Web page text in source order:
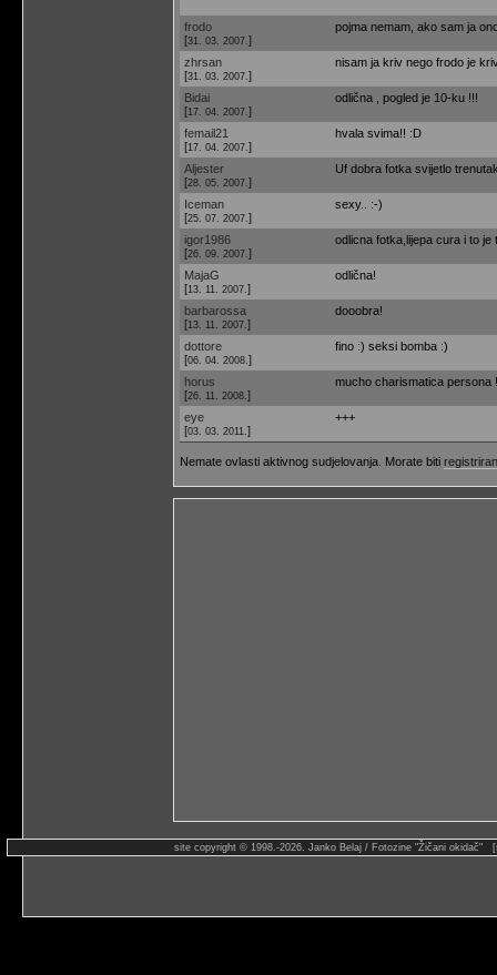
frodo
[31. 03. 2007. ]
pojma nemam, ako sam ja
zhrsan
[31. 03. 2007. ]
nisam ja kriv nego frodo je
Bidai
[17. 04. 2007. ]
odlična , pogled je 10-ku !!!
femail21
[17. 04. 2007. ]
hvala svima!! :D
Aljester
[28. 05. 2007. ]
Uf dobra fotka svijetlo
Iceman
[25. 07. 2007. ]
sexy.. :-)
igor1986
[26. 09. 2007. ]
odlicna fotka,lijepa cura i to je
MajaG
[13. 11. 2007. ]
odlična!
barbarossa
[13. 11. 2007. ]
dooobra!
dottore
[06. 04. 2008. ]
fino :) seksi bomba :)
horus
[26. 11. 2008. ]
mucho charismatica persona
eye
[03. 03. 2011. ]
+++
Nemate ovlasti aktivnog sudjelovanja. Morate biti
site copyright © 1998.-2026. Janko Belaj / Fotozine "Žičani okidač"